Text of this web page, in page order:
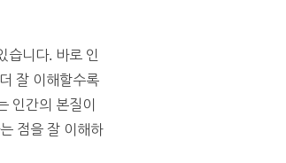
습니다. 바로 인
잘 이해할수록
인간의 본질이
점을 잘 이해하